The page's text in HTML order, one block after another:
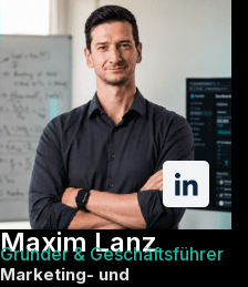
Maxim Lanz
Gründer & Geschäftsführer
Marketing- und